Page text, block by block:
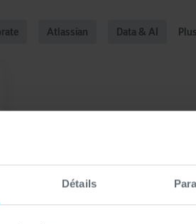
Détails
Atlassian Data & AI